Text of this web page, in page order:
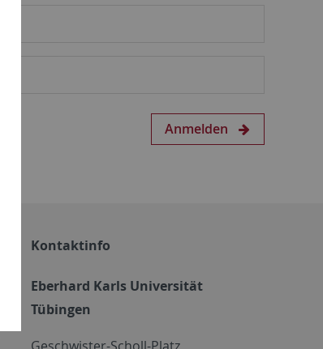
Anmelden
Kontaktinfo
Eberhard Karls Universität
Tübingen